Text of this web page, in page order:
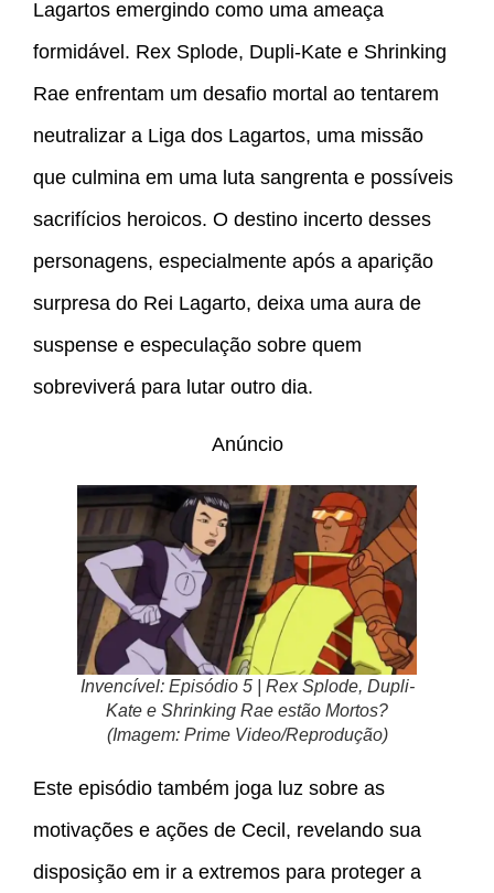
Lagartos emergindo como uma ameaça
formidável. Rex Splode, Dupli-Kate e Shrinking
Rae enfrentam um desafio mortal ao tentarem
neutralizar a Liga dos Lagartos, uma missão
que culmina em uma luta sangrenta e possíveis
sacrifícios heroicos. O destino incerto desses
personagens, especialmente após a aparição
surpresa do Rei Lagarto, deixa uma aura de
suspense e especulação sobre quem
sobreviverá para lutar outro dia.
Anúncio
Invencível: Episódio 5 | Rex Splode, Dupli-
Kate e Shrinking Rae estão Mortos?
(Imagem: Prime Video/Reprodução)
Este episódio também joga luz sobre as
motivações e ações de Cecil, revelando sua
disposição em ir a extremos para proteger a